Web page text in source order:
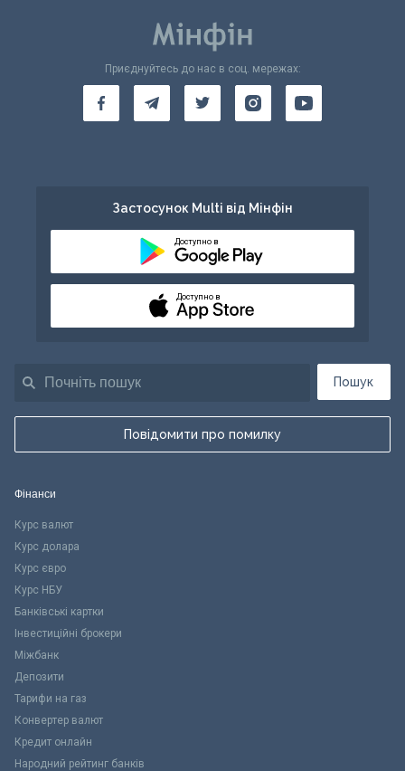
Пошук
Повідомити про помилку
Приєднуйтесь до нас в соц. мережах:
Застосунок Multi від Мінфін
Доступно в
Доступно в
Фінанси
Курс валют
Курс долара
Курс євро
Курс НБУ
Банківські картки
Інвестиційні брокери
Міжбанк
Депозити
Тарифи на газ
Конвертер валют
Кредит онлайн
Народний рейтинг банків